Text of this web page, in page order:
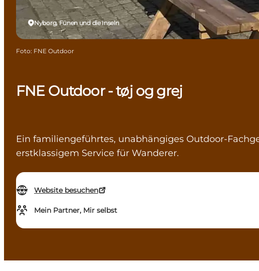
FNE Outdoor - tøj og grej
Ein familiengeführtes, unabhängiges Outdoor-
erstklassigem Service für Wanderer.
Website besuchen
Mein Partner, Mir selbst
Nyborg, Fünen und die Inseln
Foto: FNE Outdoor